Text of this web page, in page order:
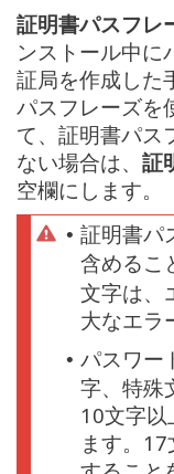
証明書パスフレ
ンストール中に
証局を作成した
パスフレーズを
て、証明書パス
ない場合は、 証
空欄にします。
• 証明書パ
含めるこ
文字は、
大なエラ
• パスワー
字、特殊
10文字以
ます。